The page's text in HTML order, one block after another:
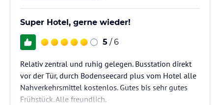
Super Hotel, gerne wieder!
5 / 6
Relativ zentral und ruhig gelegen. Busstation direkt
vor der Tür, durch Bodenseecard plus vom Hotel alle
Nahverkehrsmittel kostenlos. Gutes bis sehr gutes
Frühstück. Alle freundlich.